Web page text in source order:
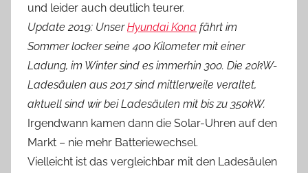
und leider auch deutlich teurer.
Update 2019: UnserHyundai Kona fährt im
Sommer locker seine 400 Kilometer mit einer
Ladung, im Winter sind es immerhin 300. Die 20kW-
Ladesäulen aus 2017 sind mittlerweile veraltet,
aktuell sind wir bei Ladesäulen mit bis zu 350kW.
Irgendwann kamen dann die Solar-Uhren auf den
Markt – nie mehr Batteriewechsel.
Vielleicht ist das vergleichbar mit den Ladesäulen